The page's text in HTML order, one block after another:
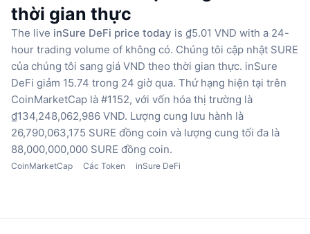
thời gian thực
The live inSure DeFi price today is ₫5.01 VND with a 24-
hour trading volume of không có. Chúng tôi cập nhật SURE
của chúng tôi sang giá VND theo thời gian thực. inSure
DeFi giảm 15.74 trong 24 giờ qua. Thứ hạng hiện tại trên
CoinMarketCap là #1152, với vốn hóa thị trường là
₫134,248,062,986 VND. Lượng cung lưu hành là
26,790,063,175 SURE đồng coin và lượng cung tối đa là
88,000,000,000 SURE đồng coin.
CoinMarketCap Các Token inSure DeFi